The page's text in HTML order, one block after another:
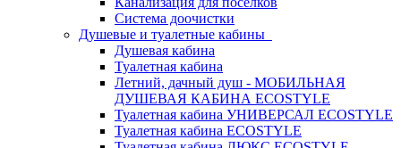
Система доочистки
Душевые и туалетные кабины
Душевая кабина
Туалетная кабина
Летний, дачный душ - МОБИЛЬНАЯ
ДУШЕВАЯ КАБИНА ECOSTYLE
Туалетная кабина УНИВЕРСАЛ ECOSTYLE
Туалетная кабина ECOSTYLE